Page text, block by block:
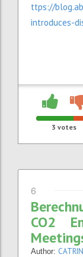
ttps://
introduces-
3 votes
6
CO2
Author: CATRIN